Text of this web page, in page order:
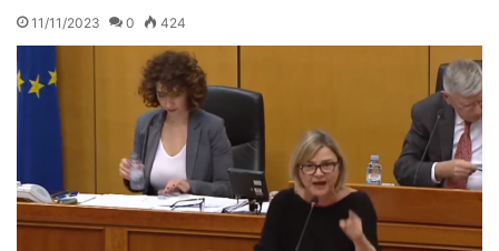
11/11/2023 0 424